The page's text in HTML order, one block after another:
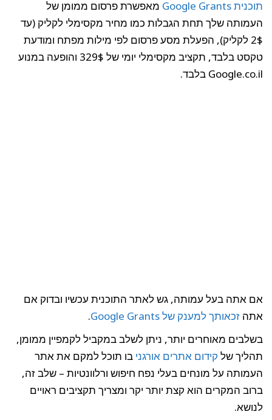
תוכנית Google Grants
מאפשרת פרסום ממומן של
העמותה שלך תחת הגבלות כמו מחיר מקסימלי לקליק (עד
2$ לקליק), הפעלת מסע פרסום לפי מילות מפתח ומודעת
טקסט בלבד, תקציב מקסימלי יומי של 329$ והופעה במנוע
Google.co.il בלבד.
אם אתה בעל עמותה, גש לאתר התוכנית עכשיו ובדוק אם
אתה זכאותך למענק של Google Grants
.
בשלבים מאוחרים יותר, ניתן לשלב במקביל לקמפיין ממומן,
תהליך של קידום אתרים אורגני בו תוכל למקם את אתר
העמותה על מונחים בעלי נפח חיפוש ורלוונטיות – שלב זה,
ברוב המקרים הוא קצת יותר יקר ומצריך תקציבים ראויים
לנושא.